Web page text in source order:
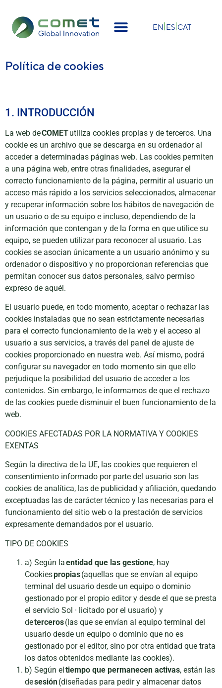
EN ES CAT
Política de cookies
1. INTRODUCCIÓN
La web deCOMETutiliza cookies propias y de terceros. Una
cookie es un archivo que se descarga en su ordenador al
acceder a determinadas páginas web. Las cookies permiten
a una página web, entre otras finalidades, asegurar el
correcto funcionamiento de la página, permitir al usuario un
acceso más rápido a los servicios seleccionados, almacenar
y recuperar información sobre los hábitos de navegación de
un usuario o de su equipo e incluso, dependiendo de la
información que contengan y de la forma en que utilice su
equipo, se pueden utilizar para reconocer al usuario. Las
cookies se asocian únicamente a un usuario anónimo y su
ordenador o dispositivo y no proporcionan referencias que
permitan conocer sus datos personales, salvo permiso
expreso de aquél.
El usuario puede, en todo momento, aceptar o rechazar las
cookies instaladas que no sean estrictamente necesarias
para el correcto funcionamiento de la web y el acceso al
usuario a sus servicios, a través del panel de ajuste de
cookies proporcionado en nuestra web. Así mismo, podrá
configurar su navegador en todo momento sin que ello
perjudique la posibilidad del usuario de acceder a los
contenidos. Sin embargo, le informamos de que el rechazo
de las cookies puede disminuir el buen funcionamiento de la
web.
COOKIES AFECTADAS POR LA NORMATIVA Y COOKIES
EXENTAS
Según la directiva de la UE, las cookies que requieren el
consentimiento informado por parte del usuario son las
cookies de analítica, las de publicidad y afiliación, quedando
exceptuadas las de carácter técnico y las necesarias para el
funcionamiento del sitio web o la prestación de servicios
expresamente demandados por el usuario.
TIPO DE COOKIES
a) Según laentidad que las gestione, hay
Cookiespropias(aquellas que se envían al equipo
terminal del usuario desde un equipo o dominio
gestionado por el propio editor y desde el que se presta
el servicio Sol · licitado por el usuario) y
deterceros(las que se envían al equipo terminal del
usuario desde un equipo o dominio que no es
gestionado por el editor, sino por otra entidad que trata
los datos obtenidos mediante las cookies).
b) Según eltiempo que permanecen activas, están las
desesión(diseñadas para pedir y almacenar datos
Necesarias
Estas
cookies no
son
opcionales.
Son
necesarias
para que
funcione la
web.
Estadísticas
funcionalidad
y estructura
de la web, en
base a cómo
se usa la
web.
Para que
nuestra web
funcione lo
mejor posible
durante tu
visita. Si
rechaza estas
cookies,
algunas
funcionalidades
desaparecerán
de la web.